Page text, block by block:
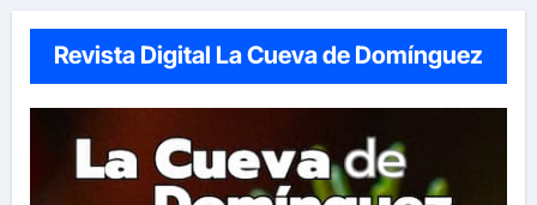
Revista Digital La Cueva de Domínguez